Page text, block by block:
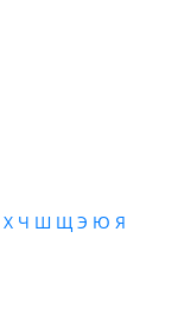
Х Ч Ш Щ Э Ю Я